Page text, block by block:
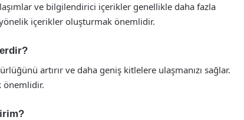
ve bilgilendirici içerikler genellikle daha fazla
içerikler oluşturmak önemlidir.
artırır ve daha geniş kitlelere ulaşmanızı sağlar.
önemlidir.